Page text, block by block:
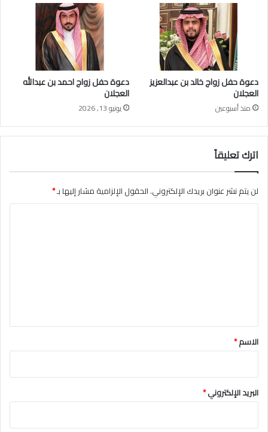
ت
ح
م
م
ش
ى
خ
م
ا
ل
دعوة حفل زواج خالد بن عبدالعزيز
العجلان
منذ أسبوعين
دعوة حفل زواج احمد بن عبدالله
العجلان
يونيو 13, 2026
اترك تعليقاً
لن يتم نشر عنوان بريدك الإلكتروني.الحقول الإلزامية مشار إليها بـ*
*
الاسم*
البريد الإلكتروني*